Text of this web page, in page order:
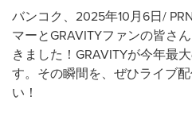
バンコク、2025年10月6日/
マーとGRAVITYファンの皆さ
きました！GRAVITYが今年最
す。その瞬間を、ぜひライブ
い！